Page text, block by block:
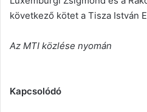
következő kötet a Tisza István
Az MTI közlése nyomán
Kapcsolódó